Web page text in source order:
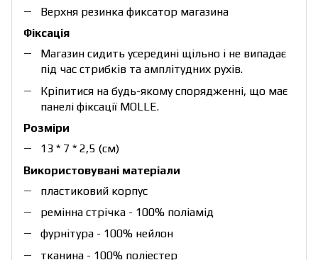
Верхня резинка фиксатор магазина
Фіксація
Магазин сидить усередині щільно і не випадає
під час стрибків та амплітудних рухів.
Кріпитися на будь-якому спорядженні, що має
панелі фіксації MOLLE.
Розміри
13 * 7 * 2,5 (см)
Використовувані матеріали
пластиковий корпус
ремінна стрічка - 100% поліамід
фурнітура - 100% нейлон
тканина - 100% поліестер